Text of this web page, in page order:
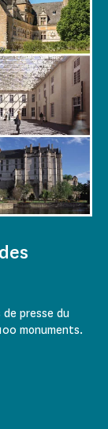
presse du
monuments.